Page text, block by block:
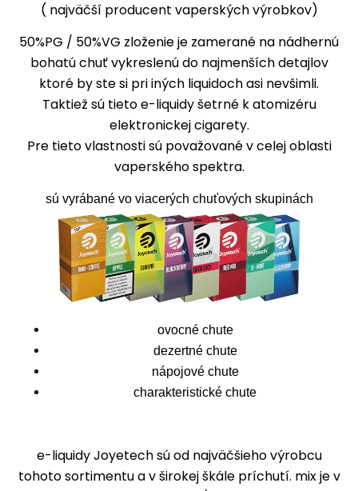
( najväčší producent vaperských výrobkov)
50%PG / 50%VG zloženie je zamerané na nádhernú
bohatú chuť vykreslenú do najmenších detajlov
ktoré by ste si pri iných liquidoch asi nevšimli.
Taktiež sú tieto e-liquidy šetrné k atomizéru
elektronickej cigarety.
Pre tieto vlastnosti sú považované v celej oblasti
vaperského spektra.
sú vyrábané vo viacerých chuťových skupinách
ovocné chute
dezertné chute
nápojové chute
charakteristické chute
e-liquidy Joyetech sú od najväčšieho výrobcu
tohoto sortimentu a v širokej škále príchutí. mix je v